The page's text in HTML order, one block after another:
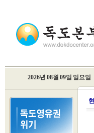
2026년 08월 09일 일요일
현